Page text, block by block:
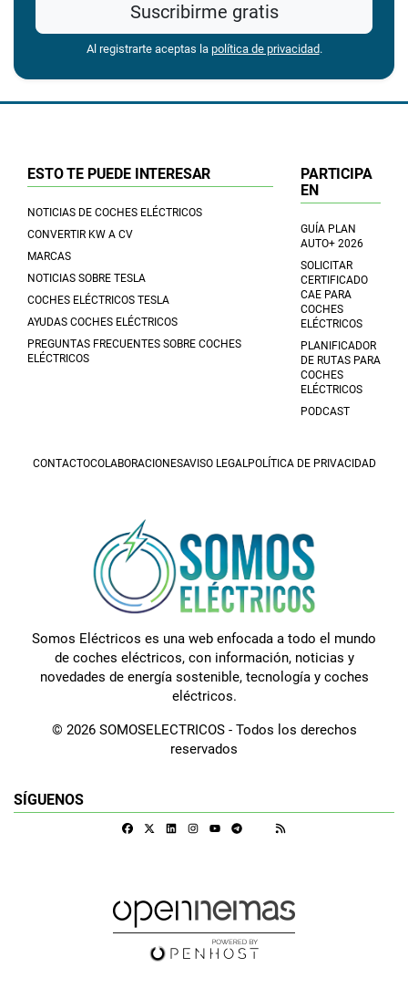
Suscribirme gratis
Al registrarte aceptas la política de privacidad.
ESTO TE PUEDE INTERESAR
NOTICIAS DE COCHES ELÉCTRICOS
CONVERTIR KW A CV
MARCAS
NOTICIAS SOBRE TESLA
COCHES ELÉCTRICOS TESLA
AYUDAS COCHES ELÉCTRICOS
PREGUNTAS FRECUENTES SOBRE COCHES
ELÉCTRICOS
PARTICIPA
EN
GUÍA PLAN
AUTO+ 2026
SOLICITAR
CERTIFICADO
CAE PARA
COCHES
ELÉCTRICOS
PLANIFICADOR
DE RUTAS PARA
COCHES
ELÉCTRICOS
PODCAST
CONTACTOCOLABORACIONESAVISO LEGALPOLÍTICA DE PRIVACIDAD
Somos Eléctricos es una web enfocada a todo el mundo
de coches eléctricos, con información, noticias y
novedades de energía sostenible, tecnología y coches
eléctricos.
© 2026 SOMOSELECTRICOS - Todos los derechos
reservados
SÍGUENOS
FacebookLinkedinInstagramTelegram
Google Discover